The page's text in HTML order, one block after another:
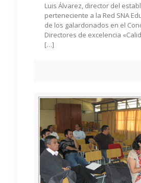
Luis Álvarez, director del
perteneciente a la Red SNA
de los galardonados en el
Directores de excelencia
[…]